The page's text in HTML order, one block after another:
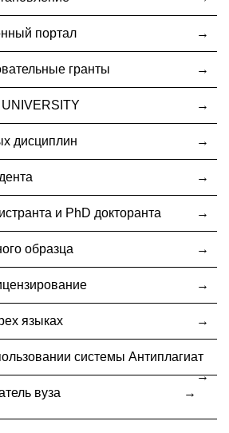
портал
гранты
дисциплин
и PhD докторанта
образца
языках
системы Антиплагиат
вуза